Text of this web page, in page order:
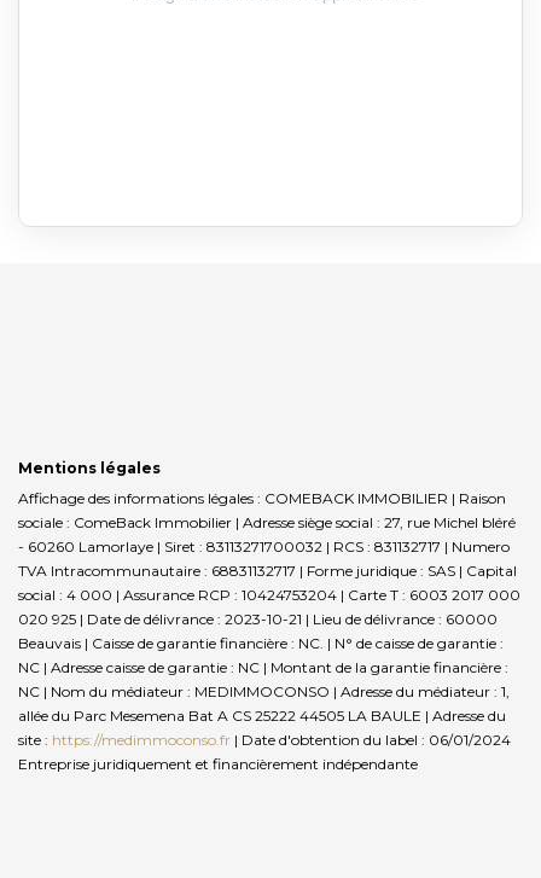
Mentions légales
Affichage des informations légales : COMEBACK IMMOBILIER | Raison
sociale : ComeBack Immobilier | Adresse siège social : 27, rue Michel bléré
- 60260 Lamorlaye | Siret : 83113271700032 | RCS : 831132717 | Numero
TVA Intracommunautaire : 68831132717 | Forme juridique : SAS | Capital
social : 4 000 | Assurance RCP : 10424753204 | Carte T : 6003 2017 000
020 925 | Date de délivrance : 2023-10-21 | Lieu de délivrance : 60000
Beauvais | Caisse de garantie financière : NC. | N° de caisse de garantie :
NC | Adresse caisse de garantie : NC | Montant de la garantie financière :
NC | Nom du médiateur : MEDIMMOCONSO | Adresse du médiateur : 1,
allée du Parc Mesemena Bat A CS 25222 44505 LA BAULE | Adresse du
site : https://medimmoconso.fr | Date d'obtention du label : 06/01/2024
Entreprise juridiquement et financièrement indépendante